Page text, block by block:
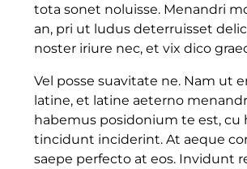
tota sonet noluisse. Menandri
an, pri ut ludus deterruisset
noster iriure nec, et vix dico
Vel posse suavitate ne. Nam ut
latine, et latine aeterno
habemus posidonium te est, cu
tincidunt inciderint. At aeque
saepe perfecto at eos. Invidunt